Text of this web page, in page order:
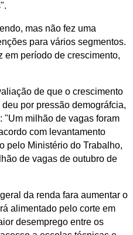
mas não fez uma
para vários segmentos.
em período de crescimento,
de que o crescimento
por pressão demográfcia,
"Um milhão de vagas foram
com levantamento
pelo Ministério do Trabalho,
de vagas de outubro de
da renda fara aumentar o
alimentado pelo corte em
desemprego entre os